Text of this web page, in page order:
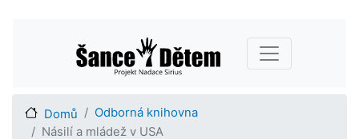
hlavnímu
obsahu
Main navigation
Domů
Odborná knihovna
Násilí a mládež v USA